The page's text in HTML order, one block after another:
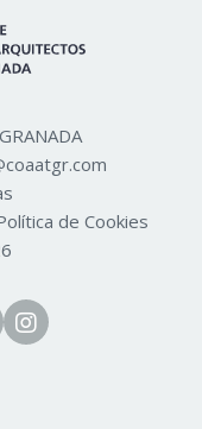
de Cookies